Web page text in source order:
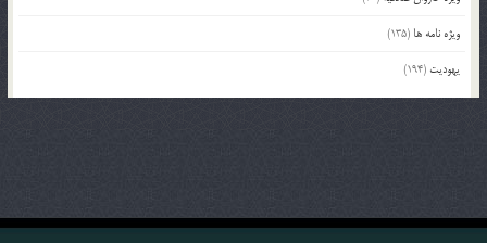
ویژه نامه ها (135)
یهودیت (194)